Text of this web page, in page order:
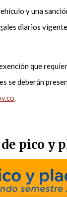
y una
diarios
que
se deberán
.
pico y